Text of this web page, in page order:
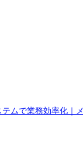
テムで業務効率化｜